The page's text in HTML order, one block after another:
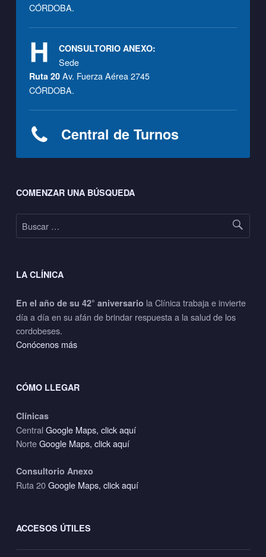
CÓRDOBA.
CONSULTORIO ANEXO:
Sede
Ruta 20Av. Fuerza Aérea 2745
CÓRDOBA.
Central de Turnos
COMENZAR UNA BÚSQUEDA
Buscar:
LA CLÍNICA
En el año de su 42° aniversario la Clínica trabaja e invierte
día a día en su afán de brindar respuesta a la salud de los
cordobeses.
Conócenos más
CÓMO LLEGAR
Clínicas
CentralGoogle Maps, click aquí
NorteGoogle Maps, click aquí
Consultorio Anexo
Ruta 20Google Maps, click aquí
ACCESOS ÚTILES